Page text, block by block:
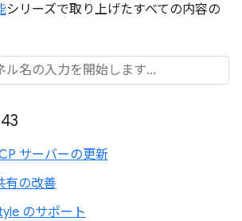
シリーズで取り上げたすべての内容の
サーバーの更新
有の改善
のサポート